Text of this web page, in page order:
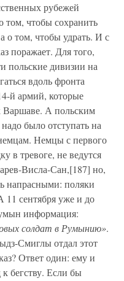
рубежей
том, чтобы сохранить
о том, чтобы удрать. И с
поражает. Для того,
польские дивизии на
вдоль фронта
й армий, которые
Варшаве. А польским
было отступать на
Немцы с первого
в тревоге, не ведутся
Висла-Сан,[187] но,
напрасными: поляки
сентября уже и до
информация:
солдат в Румынию».
Смиглы отдал этот
Ответ один: ему и
бегству. Если бы